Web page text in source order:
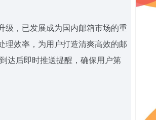
级，已发展成为国内邮箱市场的重
理效率，为用户打造清爽高效的邮
达后即时推送提醒，确保用户第